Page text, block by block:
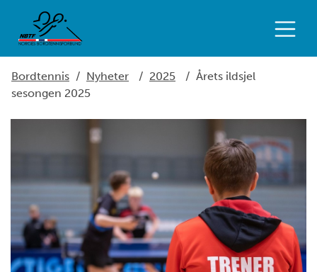
Bordtennis / Nyheter / 2025 / Årets ildsjel
sesongen 2025